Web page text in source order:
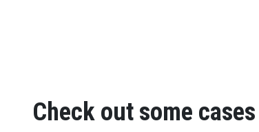
Check out some cases